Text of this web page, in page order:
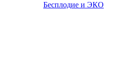
Бесплодие и ЭКО